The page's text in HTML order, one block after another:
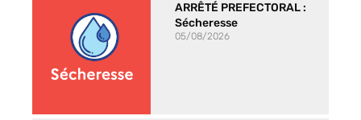
ARRÊTÉ PREFECTORAL :
Sécheresse
05/08/2026